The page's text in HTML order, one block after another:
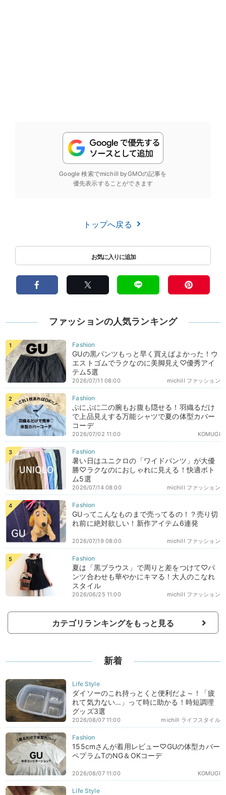
Google 検索でmichill byGMOの記事を
優先表示することができます
トップへ戻る
ファッションの人気ランキング
GUの黒パンツもっと早く買えばよかった！ウ
エストゴムでラクなのに美脚見え♡優秀アイ
テム5選
michill ファッション
2026/07/11 08:00
ぷにぷに二の腕もお腹も隠せる！羽織るだけ
で上品見えする万能シャツで夏の体型カバー
コーデ
KOMUGI
2026/07/02 11:00
暑い日はユニクロの「ワイドパンツ」が大優
勝♡ラクなのにおしゃれに見える！快適ボト
ム5選
michill ファッション
2026/07/14 08:00
GUってこんなものまで売ってるの！？売り切
れ前に絶対欲しい！新作アイテム6連発
michill ファッション
2026/07/19 08:00
夏は「黒ブラウス」で周りと差をつけて♡パ
ンツ合わせも華やかにキマる！大人のこなれ
スタイル
michill ファッション
2026/06/25 11:00
カテゴリランキングをもっと見る
新着
ダイソーのこれ持っとくと便利だよ～！「疲
れて気力ない…」って時に助かる！時短調理
グッズ3選
michill ライフスタイル
2026/08/07 11:00
155cmさんが着用レビュー♡GUの体型カバー
ペプラムTのNG＆OKコーデ
KOMUGI
2026/08/07 11:00